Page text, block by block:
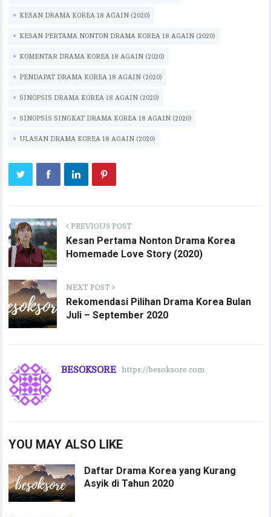
k
r
A
p
p
Li
n
k
KESAN DRAMA KOREA 18 AGAIN (2020)
KESAN PERTAMA NONTON DRAMA KOREA 18 AGAIN (2020)
KOMENTAR DRAMA KOREA 18 AGAIN (2020)
PENDAPAT DRAMA KOREA 18 AGAIN (2020)
SINOPSIS DRAMA KOREA 18 AGAIN (2020)
SINOPSIS SINGKAT DRAMA KOREA 18 AGAIN (2020)
ULASAN DRAMA KOREA 18 AGAIN (2020)
PREVIOUS POST
Kesan Pertama Nonton Drama Korea
Homemade Love Story (2020)
NEXT POST
Rekomendasi Pilihan Drama Korea Bulan
Juli – September 2020
BESOKSORE https://besoksore.com
YOU MAY ALSO LIKE
Daftar Drama Korea yang Kurang
Asyik di Tahun 2020